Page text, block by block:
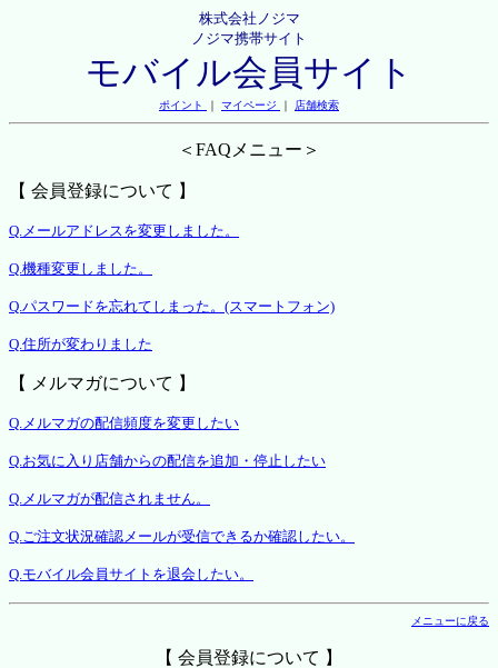
株式会社ノジマ
ノジマ携帯サイト
モバイル会員サイト
ポイント ｜ マイページ ｜ 店舗検索
＜FAQメニュー＞
【 会員登録について 】
Q.メールアドレスを変更しました。
Q.機種変更しました。
Q.パスワードを忘れてしまった。(スマートフォン)
Q.住所が変わりました
【 メルマガについて 】
Q.メルマガの配信頻度を変更したい
Q.お気に入り店舗からの配信を追加・停止したい
Q.メルマガが配信されません。
Q.ご注文状況確認メールが受信できるか確認したい。
Q.モバイル会員サイトを退会したい。
メニューに戻る
【 会員登録について 】